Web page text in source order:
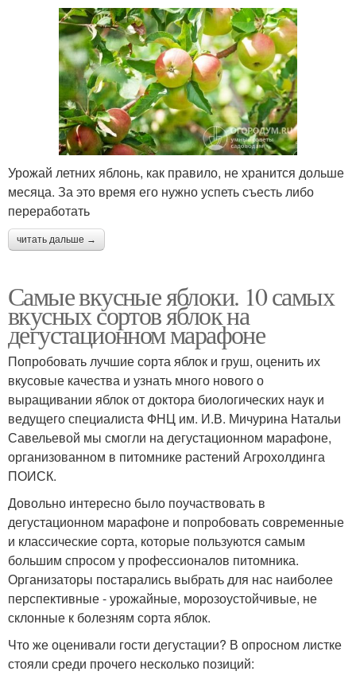
Урожай летних яблонь, как правило, не хранится дольше
месяца. За это время его нужно успеть съесть либо
переработать
читать дальше →
Самые вкусные яблоки. 10 самых
вкусных сортов яблок на
дегустационном марафоне
Попробовать лучшие сорта яблок и груш, оценить их
вкусовые качества и узнать много нового о
выращивании яблок от доктора биологических наук и
ведущего специалиста ФНЦ им. И.В. Мичурина Натальи
Савельевой мы смогли на дегустационном марафоне,
организованном в питомнике растений Агрохолдинга
ПОИСК.
Довольно интересно было поучаствовать в
дегустационном марафоне и попробовать современные
и классические сорта, которые пользуются самым
большим спросом у профессионалов питомника.
Организаторы постарались выбрать для нас наиболее
перспективные - урожайные, морозоустойчивые, не
склонные к болезням сорта яблок.
Что же оценивали гости дегустации? В опросном листке
стояли среди прочего несколько позиций: